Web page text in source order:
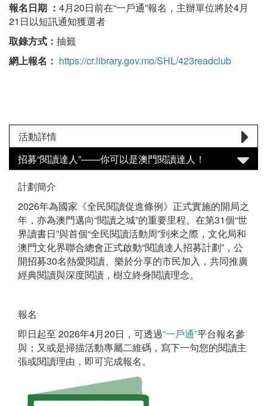
報名日期 ： 4月20日前在“一戶通”報名，主辦單位將於4月
21日以短訊通知獲選者
取錄方式： 抽籤
網上報名： https://cr.library.gov.mo/SHL/423readclub
活動詳情
招募“閱讀達人”——你可以是澳門閱讀達人！
計劃簡介
2026年為國家《全民閱讀促進條例》正式實施的開局之
年，亦為澳門邁向“閱讀之城”的重要里程。在第31個“世
界讀書日”與首個“全民閱讀活動周”到來之際，文化局和
澳門文化界聯合總會正式啟動“閱讀達人招募計劃”，公
開招募30名熱愛閱讀、樂於分享的市民加入，共同推廣
經典閱讀與深度閱讀，樹立終身閱讀理念。
報名
即日起至 2026年4月20日，可透過“一戶通”平台報名參
與；又或是掃描活動專屬二維碼，寫下一句您的閱讀主
張或閱讀理由，即可完成報名。